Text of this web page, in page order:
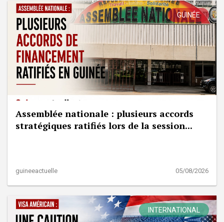
GUINÉE
Assemblée nationale : plusieurs accords
stratégiques ratifiés lors de la session...
guineeactuelle 05/08/2026
INTERNATIONAL